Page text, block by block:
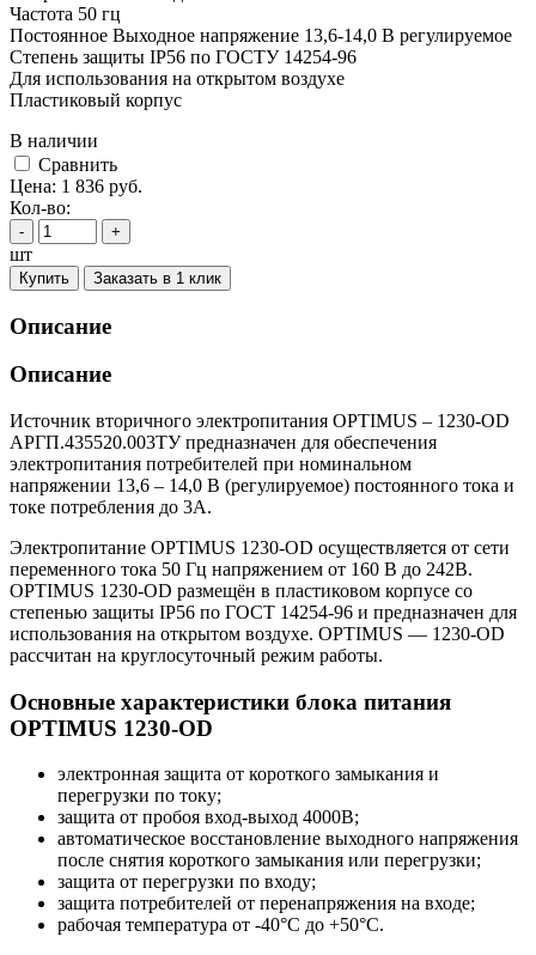
Частота 50 гц
Постоянное Выходное напряжение 13,6-14,0 В регулируемое
Степень защиты IP56 по ГОСТУ 14254-96
Для использования на открытом воздухе
Пластиковый корпус
В наличии
Cравнить
Цена: 1 836 руб.
Кол-во:
- +
шт
Купить Заказать в 1 клик
Описание
Описание
Источник вторичного электропитания OPTIMUS – 1230-OD
АРГП.435520.003ТУ предназначен для обеспечения
электропитания потребителей при номинальном
напряжении 13,6 – 14,0 В (регулируемое) постоянного тока и
токе потребления до 3А.
Электропитание OPTIMUS 1230-OD осуществляется от сети
переменного тока 50 Гц напряжением от 160 В до 242В.
OPTIMUS 1230-OD размещён в пластиковом корпусе со
степенью защиты IP56 по ГОСТ 14254-96 и предназначен для
использования на открытом воздухе. OPTIMUS — 1230-OD
рассчитан на круглосуточный режим работы.
Основные характеристики блока питания
OPTIMUS 1230-OD
электронная защита от короткого замыкания и
перегрузки по току;
защита от пробоя вход-выход 4000В;
автоматическое восстановление выходного напряжения
после снятия короткого замыкания или перегрузки;
защита от перегрузки по входу;
защита потребителей от перенапряжения на входе;
рабочая температура от -40°C до +50°C.